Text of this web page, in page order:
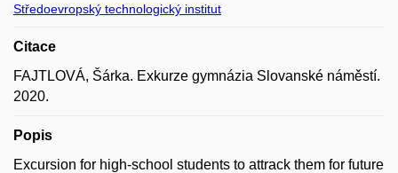
Středoevropský technologický institut
Citace
FAJTLOVÁ, Šárka. Exkurze gymnázia Slovanské náměstí.
2020.
Popis
Excursion for high-school students to attrack them for future